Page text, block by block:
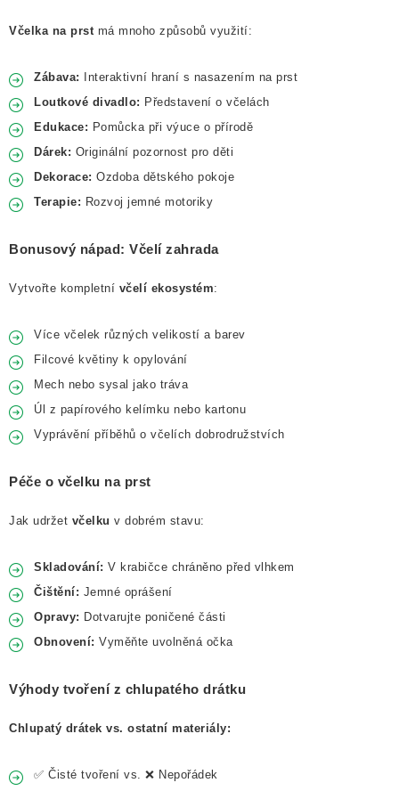
Včelka na prst má mnoho způsobů využití:
Zábava: Interaktivní hraní s nasazením na prst
Loutkové divadlo: Představení o včelách
Edukace: Pomůcka při výuce o přírodě
Dárek: Originální pozornost pro děti
Dekorace: Ozdoba dětského pokoje
Terapie: Rozvoj jemné motoriky
Bonusový nápad: Včelí zahrada
Vytvořte kompletní včelí ekosystém:
Více včelek různých velikostí a barev
Filcové květiny k opylování
Mech nebo sysal jako tráva
Úl z papírového kelímku nebo kartonu
Vyprávění příběhů o včelích dobrodružstvích
Péče o včelku na prst
Jak udržet včelku v dobrém stavu:
Skladování: V krabičce chráněno před vlhkem
Čištění: Jemné oprášení
Opravy: Dotvarujte poničené části
Obnovení: Vyměňte uvolněná očka
Výhody tvoření z chlupatého drátku
Chlupatý drátek vs. ostatní materiály:
✅ Čisté tvoření vs. ❌ Nepořádek